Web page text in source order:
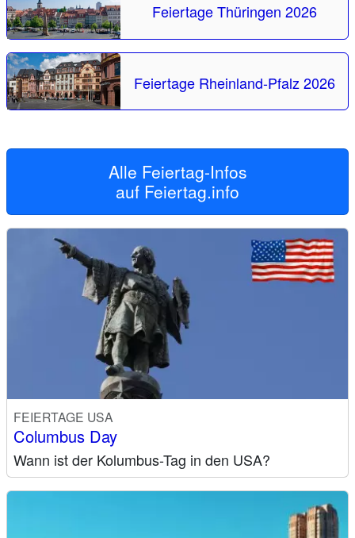
Feiertage Thüringen 2026
Feiertage Rheinland-Pfalz 2026
Alle Feiertag-Infos
auf Feiertag.info
FEIERTAGE USA
Columbus Day
Wann ist der Kolumbus-Tag in den USA?